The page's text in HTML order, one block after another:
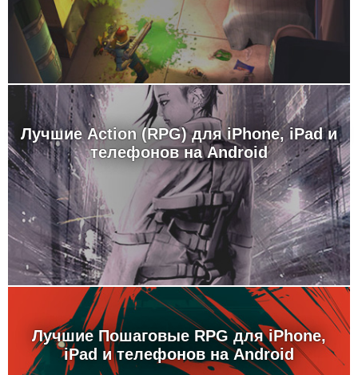
Лучшие Action (RPG) для iPhone, iPad и
телефонов на Android
Лучшие Пошаговые RPG для iPhone,
iPad и телефонов на Android